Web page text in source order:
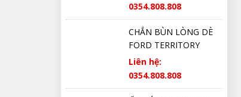
0354.808.808
CHẮN BÙN LÒNG DÈ
FORD TERRITORY
CHÍNH HÃNG
Liên hệ:
0354.808.808